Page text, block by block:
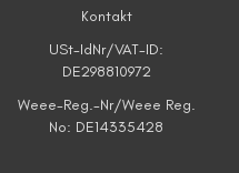
Kontakt
USt-IdNr/VAT-ID:
DE298810972
Weee-Reg.-Nr/Weee Reg.
No: DE14335428